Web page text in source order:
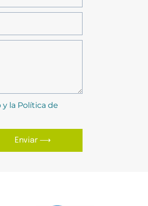
la Política de
Enviar ⟶